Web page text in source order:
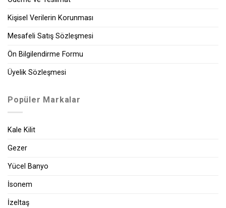
Kişisel Verilerin Korunması
Mesafeli Satış Sözleşmesi
Ön Bilgilendirme Formu
Üyelik Sözleşmesi
Popüler Markalar
Kale Kilit
Gezer
Yücel Banyo
İsonem
İzeltaş